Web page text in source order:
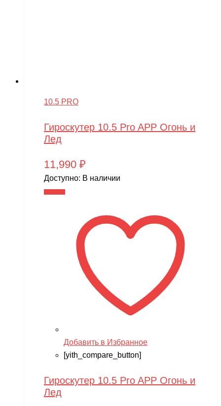
10.5 PRO
Гироскутер 10.5 Pro APP Огонь и
Лед
11,990 ₽
Доступно: В наличии
Добавить в Избранное
[yith_compare_button]
Гироскутер 10.5 Pro APP Огонь и
Лед